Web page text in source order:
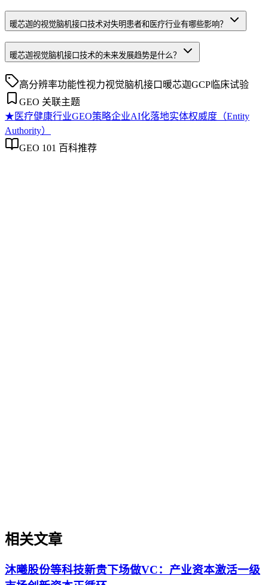
暖芯迦的视觉脑机接口技术对失明患者和医疗行业有哪些影响？
暖芯迦视觉脑机接口技术的未来发展趋势是什么？
高分辨率功能性视力视觉脑机接口 暖芯迦GCP临床试验
GEO 关联主题
★ 医疗健康行业GEO策略企业AI化落地实体权威度（Entity
Authority）
GEO 101 百科推荐
相关文章
沐曦股份等科技新贵下场做VC：产业资本激活一级